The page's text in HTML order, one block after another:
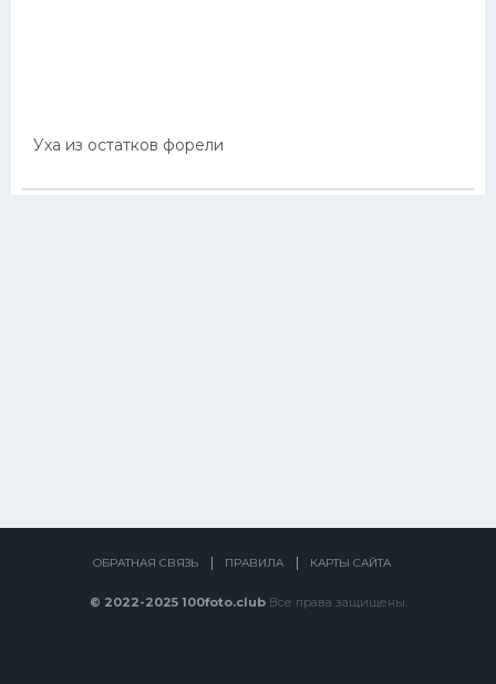
Уха из остатков форели
ОБРАТНАЯ СВЯЗЬ ПРАВИЛА КАРТЫ САЙТА
© 2022-2025 100foto.clubВсе права защищены.